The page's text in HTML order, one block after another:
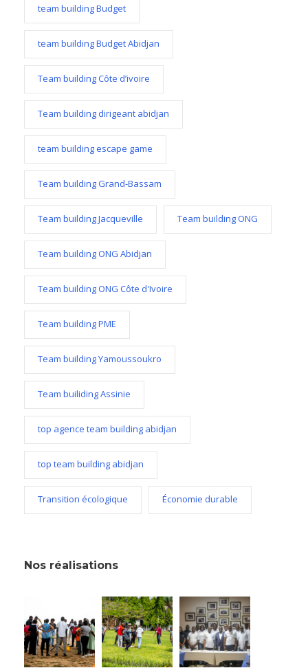
team building Budget
team building Budget Abidjan
Team building Côte d’ivoire
Team building dirigeant abidjan
team building escape game
Team building Grand-Bassam
Team building Jacqueville Team building ONG
Team building ONG Abidjan
Team building ONG Côte d'Ivoire
Team building PME
Team building Yamoussoukro
Team builiding Assinie
top agence team building abidjan
top team building abidjan
Transition écologique Économie durable
Nos réalisations